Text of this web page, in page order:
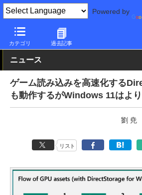
Powered by
カテゴリ 過去記事
PC Watch ソフトウェア/アプリ
ニュース
ゲーム読み込みを高速化する
も動作するがWindows 11はよ
劉 尭
リスト